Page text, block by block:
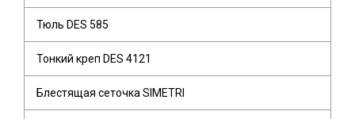
Тюль DES 585
Тонкий креп DES 4121
Блестящая сеточка SIMETRI